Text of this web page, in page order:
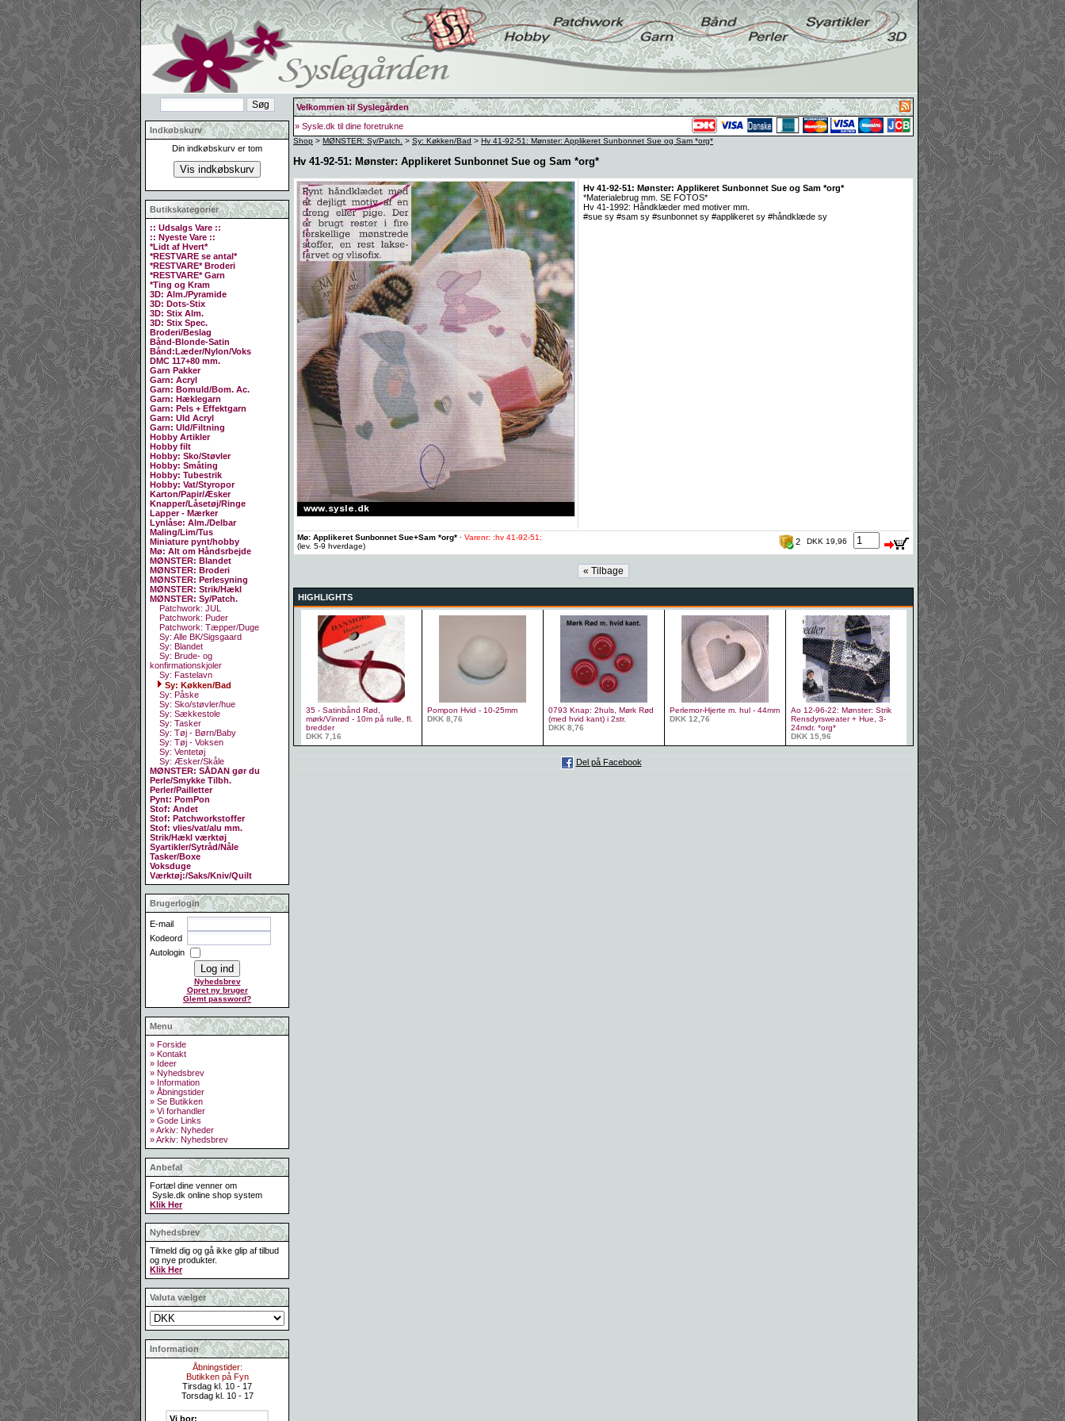
Indkøbskurv
Din indkøbskurv er tom
Butikskategorier
:: Udsalgs Vare ::
:: Nyeste Vare ::
*Lidt af Hvert*
*RESTVARE se antal*
*RESTVARE* Broderi
*RESTVARE* Garn
*Ting og Kram
3D: Alm./Pyramide
3D: Dots-Stix
3D: Stix Alm.
3D: Stix Spec.
Broderi/Beslag
Bånd-Blonde-Satin
Bånd:Læder/Nylon/Voks
DMC 117+80 mm.
Garn Pakker
Garn: Acryl
Garn: Bomuld/Bom. Ac.
Garn: Hæklegarn
Garn: Pels + Effektgarn
Garn: Uld Acryl
Garn: Uld/Filtning
Hobby Artikler
Hobby filt
Hobby: Sko/Støvler
Hobby: Småting
Hobby: Tubestrik
Hobby: Vat/Styropor
Karton/Papir/Æsker
Knapper/Låsetøj/Ringe
Lapper - Mærker
Lynlåse: Alm./Delbar
Maling/Lim/Tus
Miniature pynt/hobby
Mø: Alt om Håndsrbejde
MØNSTER: Blandet
MØNSTER: Broderi
MØNSTER: Perlesyning
MØNSTER: Strik/Hækl
MØNSTER: Sy/Patch.
Patchwork: JUL
Patchwork: Puder
Patchwork: Tæpper/Duge
Sy: Alle BK/Sigsgaard
Sy: Blandet
Sy: Brude- og
konfirmationskjoler
Sy: Fastelavn
Sy: Køkken/Bad
Sy: Påske
Sy: Sko/støvler/hue
Sy: Sækkestole
Sy: Tasker
Sy: Tøj - Børn/Baby
Sy: Tøj - Voksen
Sy: Ventetøj
Sy: Æsker/Skåle
MØNSTER: SÅDAN gør du
Perle/Smykke Tilbh.
Perler/Pailletter
Pynt: PomPon
Stof: Andet
Stof: Patchworkstoffer
Stof: vlies/vat/alu mm.
Strik/Hækl værktøj
Syartikler/Sytråd/Nåle
Tasker/Boxe
Voksduge
Værktøj:/Saks/Kniv/Quilt
Brugerlogin
E-mail
Kodeord
Autologin
Nyhedsbrev
Opret ny bruger
Glemt password?
Menu
» Forside
» Kontakt
» Ideer
» Nyhedsbrev
» Information
» Åbningstider
» Se Butikken
» Vi forhandler
» Gode Links
» Arkiv: Nyheder
» Arkiv: Nyhedsbrev
Anbefal
Fortæl dine venner om
Sysle.dk online shop system
Klik Her
Nyhedsbrev
Tilmeld dig og gå ikke glip af tilbud
og nye produkter.
Klik Her
Valuta vælger
Information
Åbningstider:
Butikken på Fyn
Tirsdag kl. 10 - 17
Torsdag kl. 10 - 17
Vi bor:
Velkommen til Syslegården
» Sysle.dk til dine foretrukne
Shop > MØNSTER: Sy/Patch. > Sy: Køkken/Bad > Hv 41-92-51: Mønster: Applikeret Sunbonnet Sue og Sam *org*
Hv 41-92-51: Mønster: Applikeret Sunbonnet Sue og Sam *org*
Hv 41-92-51: Mønster: Applikeret Sunbonnet Sue og Sam *org*
*Materialebrug mm. SE FOTOS*
Hv 41-1992: Håndklæder med motiver mm.
#sue sy #sam sy #sunbonnet sy #applikeret sy #håndklæde sy
Mø: Applikeret Sunbonnet Sue+Sam *org* · Varenr: :hv 41-92-51:
(lev. 5-9 hverdage)
2 DKK 19,96
HIGHLIGHTS
35 - Satinbånd Rød,
mørk/Vinrød - 10m på rulle, fl.
bredder
DKK 7,16
Pompon Hvid - 10-25mm
DKK 8,76
0793 Knap: 2huls, Mørk Rød
(med hvid kant) i 2str.
DKK 8,76
Perlemor-Hjerte m. hul - 44mm
DKK 12,76
Ao 12-96-22: Mønster: Strik
Rensdyrsweater + Hue, 3-
24mdr. *org*
DKK 15,96
Del på Facebook